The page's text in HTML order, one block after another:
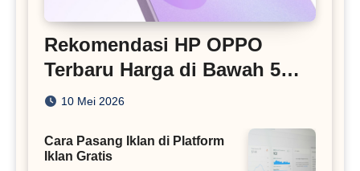
Rekomendasi HP OPPO
Terbaru Harga di Bawah 5
Juta
10 Mei 2026
Cara Pasang Iklan di Platform
Iklan Gratis